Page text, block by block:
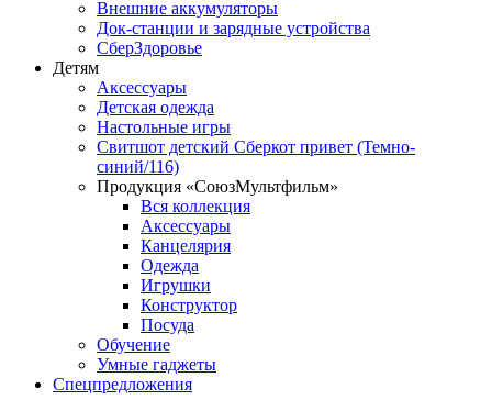
Внешние аккумуляторы
Док-станции и зарядные устройства
СберЗдоровье
Детям
Аксессуары
Детская одежда
Настольные игры
Свитшот детский Сберкот привет (Темно-
синий/116)
Продукция «СоюзМультфильм»
Вся коллекция
Аксессуары
Канцелярия
Одежда
Игрушки
Конструктор
Посуда
Обучение
Умные гаджеты
Спецпредложения